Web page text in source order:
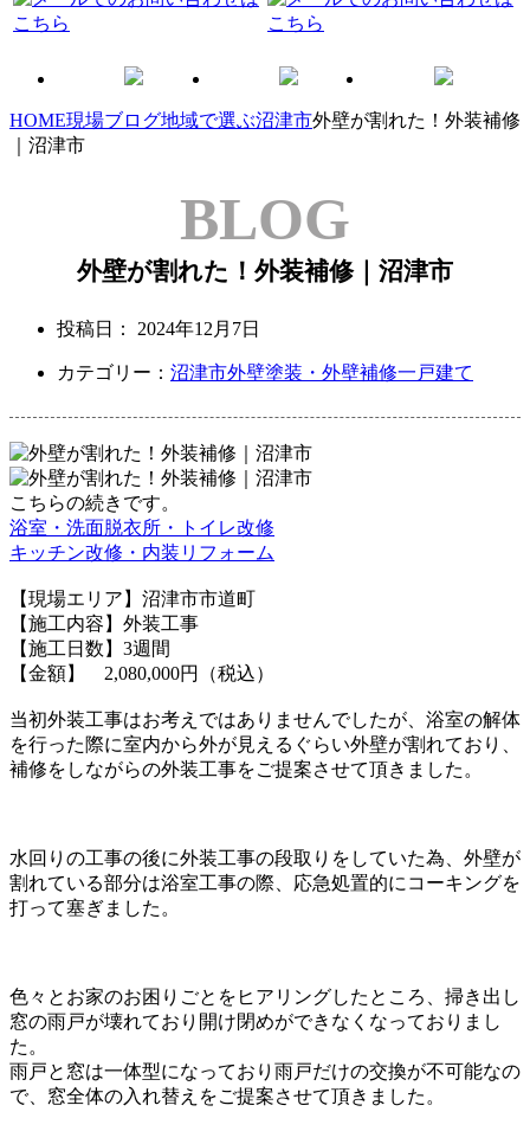
HOME現場ブログ地域で選ぶ沼津市外壁が割れた！外装補修
｜沼津市
BLOG
外壁が割れた！外装補修｜沼津市
投稿日： 2024年12月7日
カテゴリー： 沼津市外壁塗装・外壁補修一戸建て
こちらの続きです。
浴室・洗面脱衣所・トイレ改修
キッチン改修・内装リフォーム
【現場エリア】沼津市市道町
【施工内容】外装工事
【施工日数】3週間
【金額】 2,080,000円（税込）
当初外装工事はお考えではありませんでしたが、 浴室の解体
を行った際に室内から外が見えるぐらい外壁が割れており、
補修をしながらの外装工事をご提案させて頂きました。
水回りの工事の後に外装工事の段取りをしていた為、 外壁が
割れている部分は浴室工事の際、 応急処置的にコーキングを
打って塞ぎました。
色々とお家のお困りごとをヒアリングしたところ、 掃き出し
窓の雨戸が壊れており開け閉めができなく なっておりまし
た。
雨戸と窓は一体型になっており 雨戸だけの交換が不可能なの
で、窓全体の入れ替えをご提案させて頂きました。